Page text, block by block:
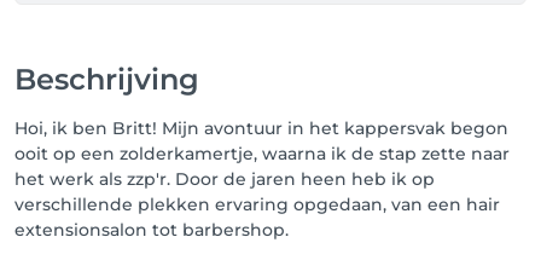
Beschrijving
Hoi, ik ben Britt! Mijn avontuur in het kappersvak begon
ooit op een zolderkamertje, waarna ik de stap zette naar
het werk als zzp'r. Door de jaren heen heb ik op
verschillende plekken ervaring opgedaan, van een hair
extensionsalon tot barbershop.